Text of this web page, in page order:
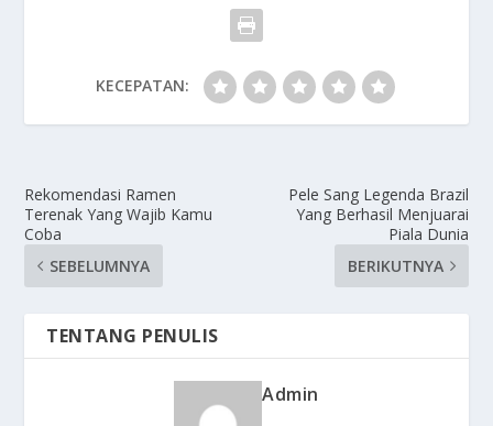
KECEPATAN:
Rekomendasi Ramen
Terenak Yang Wajib Kamu
Coba
SEBELUMNYA
Pele Sang Legenda Brazil
Yang Berhasil Menjuarai
Piala Dunia
BERIKUTNYA
TENTANG PENULIS
Admin